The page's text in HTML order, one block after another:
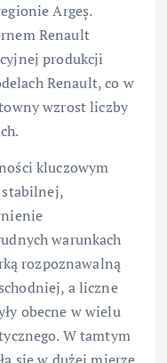
Argeș.
Renault
produkcji
Renault, co w
wzrost liczby
kluczowym
stabilnej,
warunkach
rozpoznawalną
a liczne
obecne w wielu
W tamtym